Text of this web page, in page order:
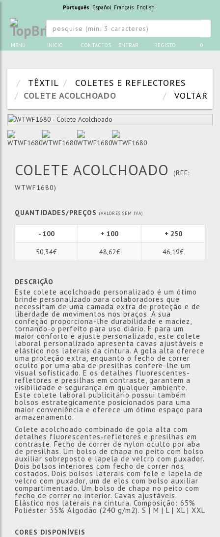
Português Español Français English
MENU INÍCIO CONTACTOS ENTRAR REGISTO 0
TÊXTIL
COLETES E REFLECTORES
COLETE ACOLCHOADO
VOLTAR
COLETE ACOLCHOADO
(REF:
WTWF1680)
QUANTIDADES/PREÇOS (VALORES SEM IVA)
- 100 + 100 + 250
50,34€ 48,62€ 46,19€
DESCRIÇÃO
Este colete acolchoado personalizado é um ótimo
brinde personalizado para colaboradores que
necessitam de uma camada extra de proteção e de
liberdade de movimentos nos braços. A sua
confeção proporciona-lhe durabilidade e maciez,
tornando-o perfeito para uso diário. E para um
maior conforto e ajuste personalizado, este colete
laboral personalizado apresenta cavas ajustáveis e
elástico nos laterais da cintura. A gola alta oferece
uma proteção extra, enquanto o fecho de correr
oculto por uma aba de presilhas confere-lhe um
visual sofisticado. E os detalhes fluorescentes-
refletores e presilhas em contraste, garantem a
visibilidade e segurança em qualquer ambiente.
Este colete laboral publicitário possui também
bolsos estrategicamente posicionados para uma
maior conveniência e oferece um ótimo espaço para
armazenamento.
Colete acolchoado combinado de gola alta com
detalhes fluorescentes-refletores e presilhas em
contraste. Fecho de correr de nylon oculto por aba
de presilhas. Um bolso de chapa no peito com bolso
auxiliar sobreposto e lapela de velcro com puxador.
Dois bolsos interiores com fecho de correr nos
costados. Dois bolsos laterais com fole e lapela de
velcro com puxador, um de elos com bolso auxiliar
compartimentado. Um bolso de chapa no peito com
fecho de correr no interior. Cavas ajustáveis.
Elástico nos laterais na cintura. Composição: 65%
Poliéster 35% Algodão (240 g/m2). S | M | L | XL | XXL
CORES DISPONÍVEIS